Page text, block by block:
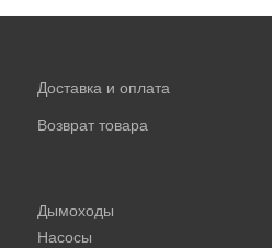
Доставка и оплата
Возврат товара
Дымоходы
Насосы